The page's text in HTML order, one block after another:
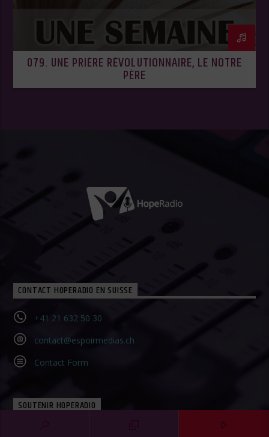
079. UNE PRIÈRE RÉVOLUTIONNAIRE, LE NOTRE
PÈRE
CONTACT HOPERADIO EN SUISSE
+41 21 632 50 30‬
contact@espoirmedias.ch
Contact Form
SOUTENIR HOPERADIO